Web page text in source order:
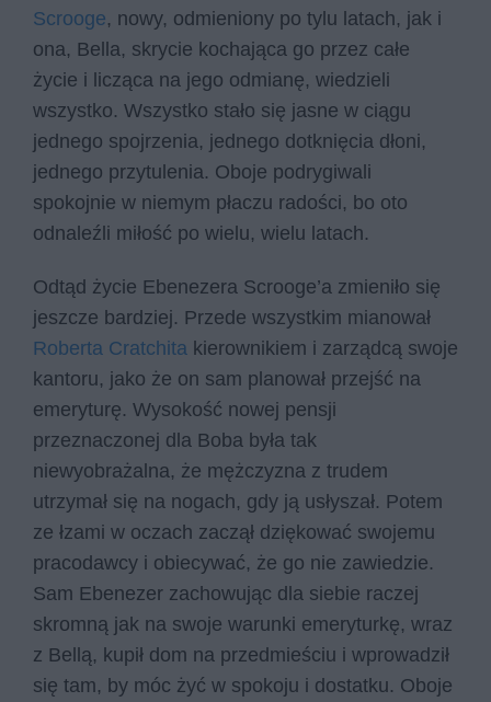
Scrooge, nowy, odmieniony po tylu latach, jak i
ona, Bella, skrycie kochająca go przez całe
życie i licząca na jego odmianę, wiedzieli
wszystko. Wszystko stało się jasne w ciągu
jednego spojrzenia, jednego dotknięcia dłoni,
jednego przytulenia. Oboje podrygiwali
spokojnie w niemym płaczu radości, bo oto
odnaleźli miłość po wielu, wielu latach.
Odtąd życie Ebenezera Scrooge’a zmieniło się
jeszcze bardziej. Przede wszystkim mianował
Roberta Cratchita kierownikiem i zarządcą swoje
kantoru, jako że on sam planował przejść na
emeryturę. Wysokość nowej pensji
przeznaczonej dla Boba była tak
niewyobrażalna, że mężczyzna z trudem
utrzymał się na nogach, gdy ją usłyszał. Potem
ze łzami w oczach zaczął dziękować swojemu
pracodawcy i obiecywać, że go nie zawiedzie.
Sam Ebenezer zachowując dla siebie raczej
skromną jak na swoje warunki emeryturkę, wraz
z Bellą, kupił dom na przedmieściu i wprowadził
się tam, by móc żyć w spokoju i dostatku. Oboje